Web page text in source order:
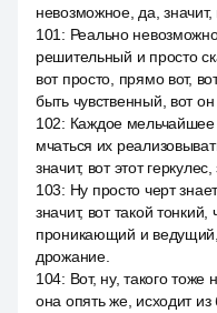
невозможное, да, значит,
101 : Реально
решительный и просто
вот просто, прямо вот,
быть чувственный, вот
102: Каждое мельчайшее
мчаться их
значит, вот этот
103: Ну просто черт
значит, вот такой тонкий,
проникающий и
дрожание.
104: Вот, ну, такого тоже
она опять же, исходит из